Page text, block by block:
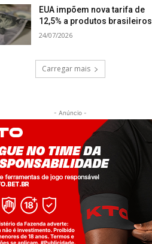
EUA impõem nova tarifa de
12,5% a produtos brasileiros
24/07/2026
Carregar mais
- Anúncio -